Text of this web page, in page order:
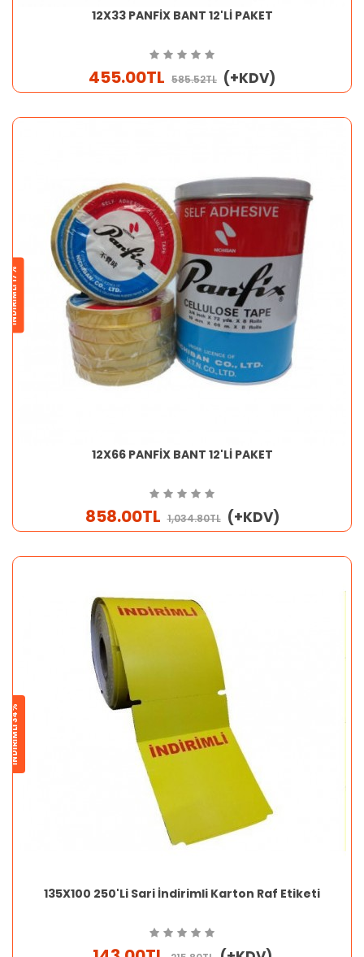
12X33 PANFİX BANT 12'Lİ PAKET
455.00TL 585.52TL (+KDV)
İNDİRİMLİ 17%
12X66 PANFİX BANT 12'Lİ PAKET
858.00TL 1,034.80TL (+KDV)
İNDİRİMLİ 34%
135X100 250'Li Sari İndirimli Karton Raf Etiketi